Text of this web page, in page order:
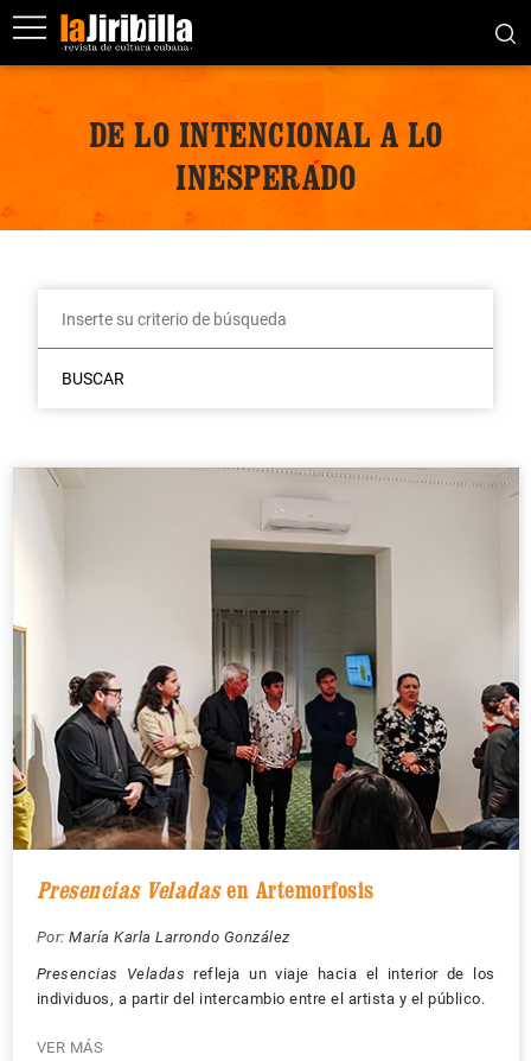
DE LO INTENCIONAL A LO
INESPERADO
BUSCAR
Presencias Veladasen Artemorfosis
Por: María Karla Larrondo González
Presencias Veladas refleja un viaje hacia el interior de los
individuos, a partir del intercambio entre el artista y el público.
VER MÁS